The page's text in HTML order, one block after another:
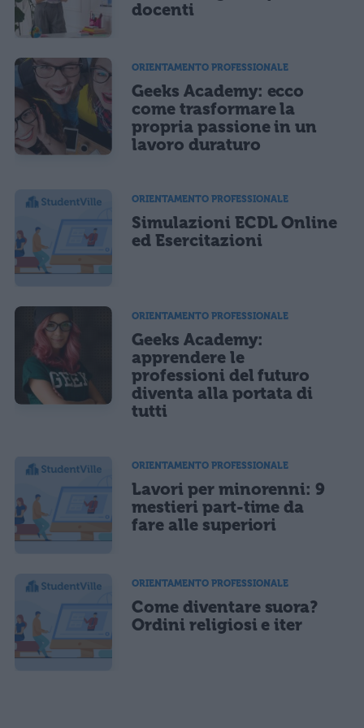
docenti
ORIENTAMENTO PROFESSIONALE
Geeks Academy: ecco
come trasformare la
propria passione in un
lavoro duraturo
ORIENTAMENTO PROFESSIONALE
Simulazioni ECDL Online
ed Esercitazioni
ORIENTAMENTO PROFESSIONALE
Geeks Academy:
apprendere le
professioni del futuro
diventa alla portata di
tutti
ORIENTAMENTO PROFESSIONALE
Lavori per minorenni: 9
mestieri part-time da
fare alle superiori
ORIENTAMENTO PROFESSIONALE
Come diventare suora?
Ordini religiosi e iter